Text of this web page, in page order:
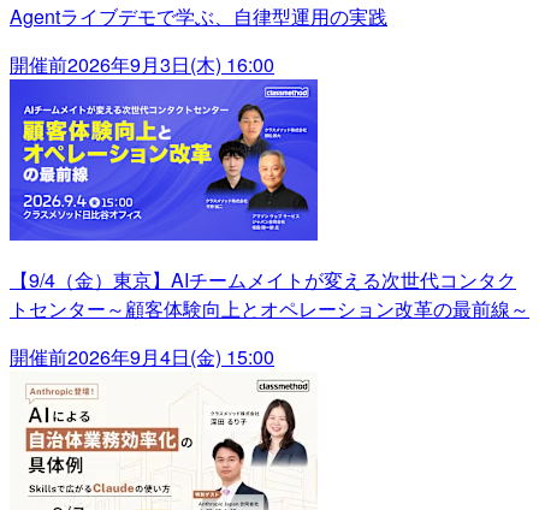
Agentライブデモで学ぶ、自律型運用の実践
開催前2026年9月3日(木) 16:00
【9/4（金）東京】AIチームメイトが変える次世代コンタク
トセンター～顧客体験向上とオペレーション改革の最前線～
開催前2026年9月4日(金) 15:00